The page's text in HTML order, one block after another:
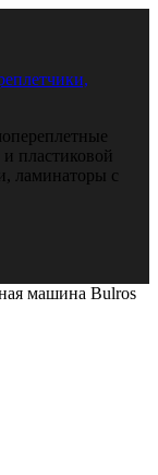
пластиковой
ламинаторы с
машина Bulros